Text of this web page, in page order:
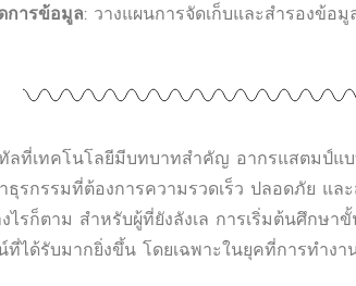
การข้อมูล: วางแผนการจัดเก็บและสำรองข้อ
ลที่เทคโนโลยีมีบทบาทสำคัญ อากรแสตมป์แ
ธุรกรรมที่ต้องการความรวดเร็ว ปลอดภัย แ
ไรก็ตาม สำหรับผู้ที่ยังลังเล การเริ่มต้นศึกษ
ที่ได้รับมากยิ่งขึ้น โดยเฉพาะในยุคที่การทำง